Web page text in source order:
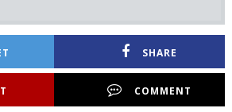
SHARE
COMMENT